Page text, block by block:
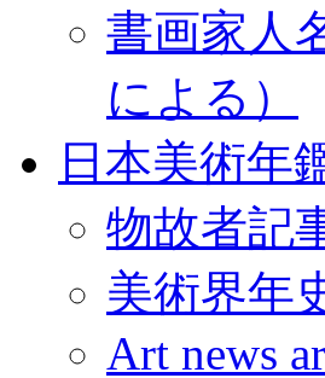
書画家人
による）
日本美術年
物故者記
美術界年
Art news